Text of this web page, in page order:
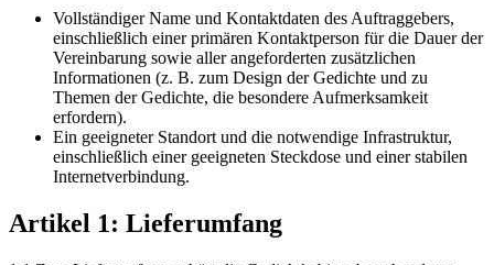
Vollständiger Name und Kontaktdaten des Auftraggebers,
einschließlich einer primären Kontaktperson für die Dauer der
Vereinbarung sowie aller angeforderten zusätzlichen
Informationen (z. B. zum Design der Gedichte und zu
Themen der Gedichte, die besondere Aufmerksamkeit
erfordern).
Ein geeigneter Standort und die notwendige Infrastruktur,
einschließlich einer geeigneten Steckdose und einer stabilen
Internetverbindung.
Artikel 1: Lieferumfang